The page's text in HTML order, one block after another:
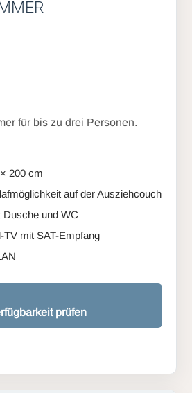
für bis zu drei Personen.
200 cm
auf der Ausziehcouch
Dusche und WC
TV mit SAT-Empfang
prüfen